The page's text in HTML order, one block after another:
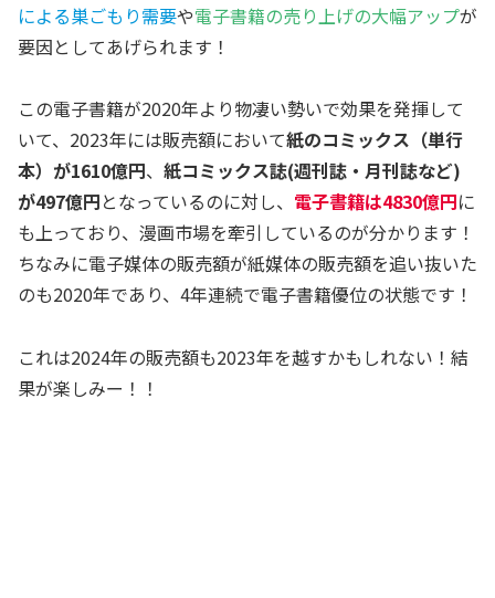
による巣ごもり需要や電子書籍の売り上げの大幅アップが
要因としてあげられます！
この電子書籍が2020年より物凄い勢いで効果を発揮して
いて、2023年には販売額において紙のコミックス（単行
本）が1610億円、 紙コミックス誌(週刊誌・月刊誌など)
が497億円となっているのに対し、 電子書籍は4830億円に
も上っており、漫画市場を牽引しているのが分かります！
ちなみに電子媒体の販売額が紙媒体の販売額を追い抜いた
のも2020年であり、4年連続で電子書籍優位の状態です！
これは2024年の販売額も2023年を越すかもしれない！結
果が楽しみー！！